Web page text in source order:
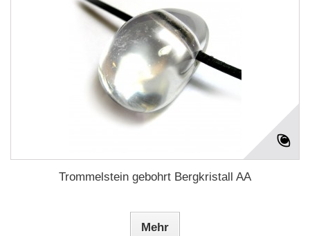
Trommelstein gebohrt Bergkristall AA
Mehr